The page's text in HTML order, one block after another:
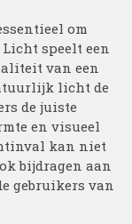
om
speelt een
van een
licht de
de juiste
en visueel
kan niet
bijdragen aan
gebruikers van